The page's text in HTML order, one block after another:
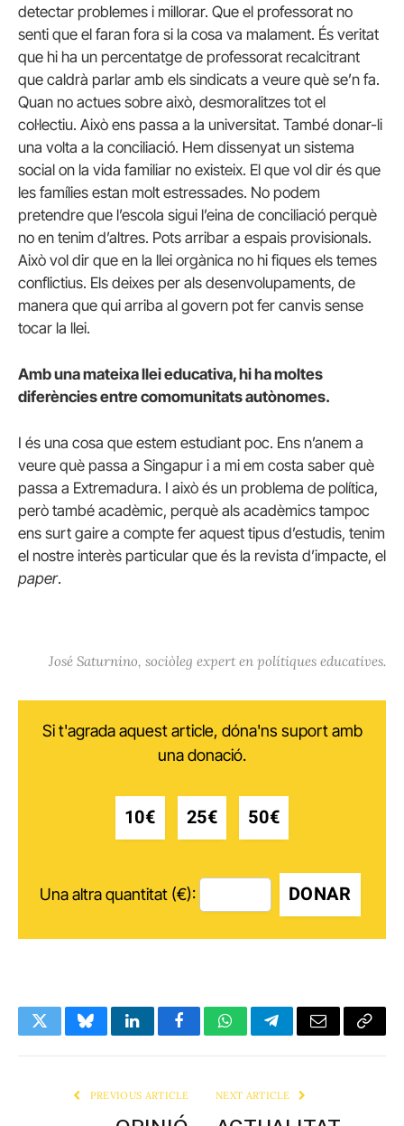
detectar problemes i millorar. Que el professorat no
senti que el faran fora si la cosa va malament. És veritat
que hi ha un percentatge de professorat recalcitrant
que caldrà parlar amb els sindicats a veure què se’n fa.
Quan no actues sobre això, desmoralitzes tot el
col·lectiu. Això ens passa a la universitat. També donar-li
una volta a la conciliació. Hem dissenyat un sistema
social on la vida familiar no existeix. El que vol dir és que
les famílies estan molt estressades. No podem
pretendre que l’escola sigui l’eina de conciliació perquè
no en tenim d’altres. Pots arribar a espais provisionals.
Això vol dir que en la llei orgànica no hi fiques els temes
conflictius. Els deixes per als desenvolupaments, de
manera que qui arriba al govern pot fer canvis sense
tocar la llei.
Amb una mateixa llei educativa, hi ha moltes
diferències entre comomunitats autònomes.
I és una cosa que estem estudiant poc. Ens n’anem a
veure què passa a Singapur i a mi em costa saber què
passa a Extremadura. I això és un problema de política,
però també acadèmic, perquè als acadèmics tampoc
ens surt gaire a compte fer aquest tipus d’estudis, tenim
el nostre interès particular que és la revista d’impacte, el
paper.
José Saturnino, sociòleg expert en polítiques educatives.
Si t'agrada aquest article, dóna'ns suport amb
una donació.
10€ 25€ 50€
Una altra quantitat (€): DONAR
TwitterBlueskyLinkedInFacebookWhatsAppTelegramEmail Copy
PREVIOUS ARTICLE NEXT ARTICLE